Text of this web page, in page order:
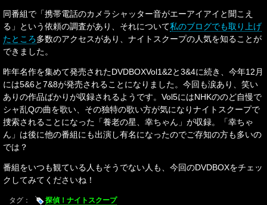
同番組で「携帯電話のカメラシャッター音がエーアイアイと聞こえ
る」という依頼の調査があり、それについて私のブログでも取り上げ
たところ多数のアクセスがあり、ナイトスクープの人気を知ることが
できました。
昨年名作を集めて発売されたDVDBOXVol1&2と3&4に続き、今年12月
には5&6と7&8が発売されることになりました。今回も涙あり、笑い
ありの作品ばかりが収録されるようです。Vol5にはNHKののど自慢で
シャ乱Qの曲を歌い、その独特の歌い方が気になりナイトスクープで
捜索されることになった「養老の星、幸ちゃん」が収録。「幸ちゃ
ん」は後に他の番組にも出演し有名になったのでご存知の方も多いの
では？
番組をいつも観ている人もそうでない人も、今回のDVDBOXをチェッ
クしてみてくださいね！
タグ： 探偵！ナイトスクープ